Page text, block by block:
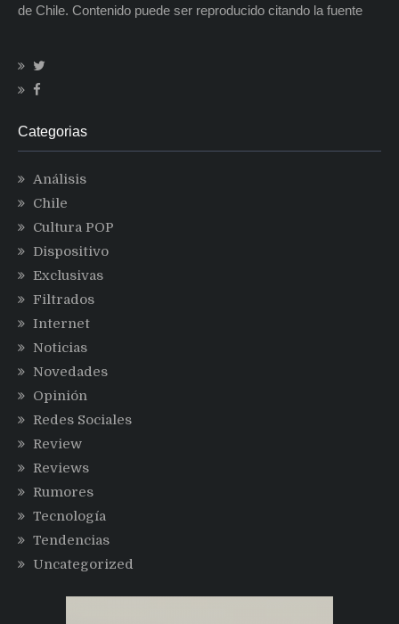
de Chile. Contenido puede ser reproducido citando la fuente
Categorias
Análisis
Chile
Cultura POP
Dispositivo
Exclusivas
Filtrados
Internet
Noticias
Novedades
Opinión
Redes Sociales
Review
Reviews
Rumores
Tecnología
Tendencias
Uncategorized